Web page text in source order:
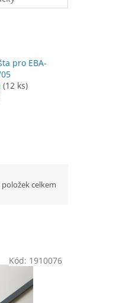
pro EBA-
(12 ks)
položek celkem
Kód: 1910076